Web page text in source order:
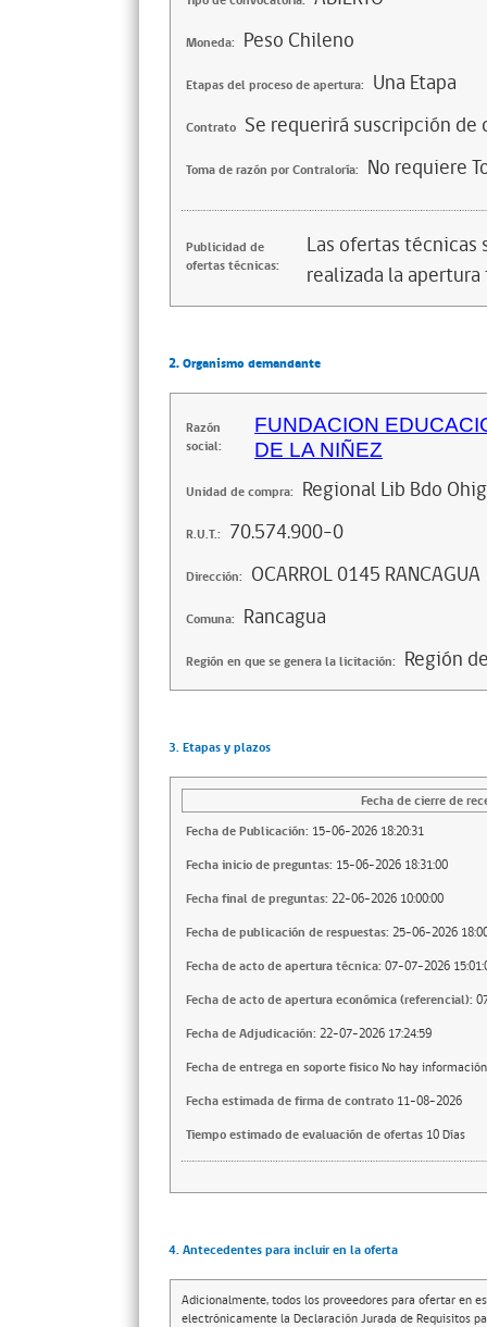
Moneda: Peso Chileno
Etapas del proceso de apertura: Una Etapa
Contrato Se requerirá suscripción
Toma de razón por Contraloría: No requiere
Publicidad de
ofertas técnicas:
Las ofertas
realizada la
2. Organismo demandante
Razón
social:
FUNDACION
DE LA NIÑEZ
Unidad de compra: Regional Lib Bdo
R.U.T.: 70.574.900-0
Dirección: OCARROL 0145 RANCAGUA
Comuna: Rancagua
Región en que se genera la licitación: Región
3. Etapas y plazos
Fecha de cierre de
Fecha de Publicación: 15-06-2026 18:20:31
Fecha inicio de preguntas: 15-06-2026 18:31:00
Fecha final de preguntas: 22-06-2026 10:00:00
Fecha de publicación de respuestas: 25-06-2026
Fecha de acto de apertura técnica: 07-07-2026
Fecha de acto de apertura económica (referencial):
Fecha de Adjudicación: 22-07-2026 17:24:59
Fecha de entrega en soporte fisicoNo hay información
Fecha estimada de firma de contrato 11-08-2026
Tiempo estimado de evaluación de ofertas 10 Días
4. Antecedentes para incluir en la oferta
Adicionalmente, todos los proveedores para ofertar en
electrónicamente la Declaración Jurada de Requisitos